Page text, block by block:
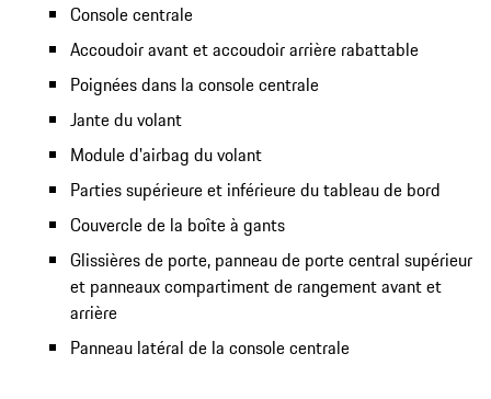
Console centrale
Accoudoir avant et accoudoir arrière rabattable
Poignées dans la console centrale
Jante du volant
Module d'airbag du volant
Parties supérieure et inférieure du tableau de bord
Couvercle de la boîte à gants
Glissières de porte, panneau de porte central supérieur
et panneaux compartiment de rangement avant et
arrière
Panneau latéral de la console centrale